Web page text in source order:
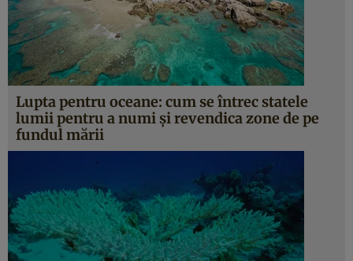
Lupta pentru oceane: cum se întrec statele
lumii pentru a numi și revendica zone de pe
fundul mării